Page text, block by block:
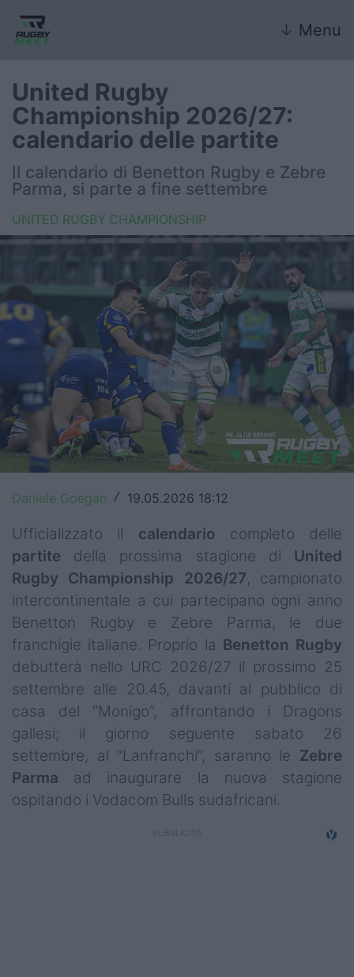
↓ Menu
Nazionale
Nazionali giovanili
Rugby Sevens
FIR
6 Nazioni
United Rugby Championship
Top14
Premiership
Champions Cup
Rugby World Cup
Super Rugby
Rugby in TV
Mercato
Serie A Elite
Campionati
Serie A
Serie B
United Rugby
Championship 2026/27:
calendario delle partite
Il calendario di Benetton Rugby e Zebre
Parma, si parte a fine settembre
UNITED RUGBY CHAMPIONSHIP
Daniele Goegan / 19.05.2026 18:12
Ufficializzato il calendario completo delle
partite della prossima stagione di United
Rugby Championship 2026/27, campionato
intercontinentale a cui partecipano ogni anno
Benetton Rugby e Zebre Parma, le due
franchigie italiane. Proprio la Benetton Rugby
debutterà nello URC 2026/27 il prossimo 25
settembre alle 20.45, davanti al pubblico di
casa del “Monigo”, affrontando i Dragons
gallesi; il giorno seguente sabato 26
settembre, al “Lanfranchi”, saranno le Zebre
Parma ad inaugurare la nuova stagione
ospitando i Vodacom Bulls sudafricani.